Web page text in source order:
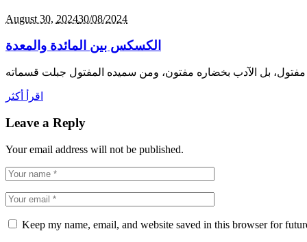
August 30, 202430/08/2024
الكسكس بين المائدة والمعدة
اقرأ أكثر
Leave a Reply
Your email address will not be published.
Keep my name, email, and website saved in this browser for